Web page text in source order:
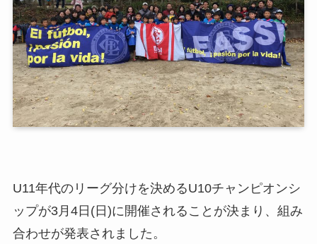
U11年代のリーグ分けを決めるU10チャンピオンシ
ップが3月4日(日)に開催されることが決まり、組み
合わせが発表されました。